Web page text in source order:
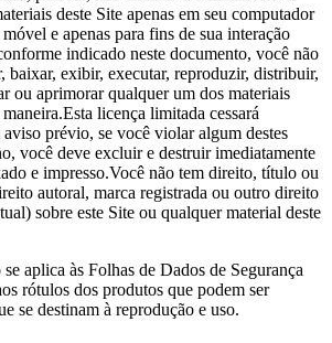
deste Site apenas em seu computador
e apenas para fins de sua interação
indicado neste documento, você não
baixar, exibir, executar, reproduzir, distribuir,
ou aprimorar qualquer um dos materiais
licença limitada cessará
aviso prévio, se você violar algum destes
você deve excluir e destruir imediatamente
e impresso.Você não tem direito, título ou
autoral, marca registrada ou outro direito
sobre este Site ou qualquer material deste
aplica às Folhas de Dados de Segurança
rótulos dos produtos que podem ser
se destinam à reprodução e uso.